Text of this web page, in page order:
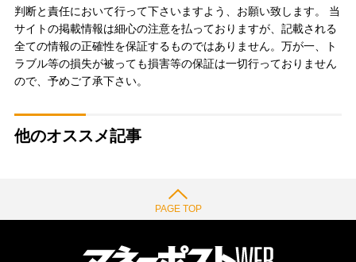
判断と責任において行って下さいますよう、お願い致します。 当
サイトの掲載情報は細心の注意を払っておりますが、記載される
全ての情報の正確性を保証するものではありません。万が一、ト
ラブル等の損失が被っても損害等の保証は一切行っておりません
ので、予めご了承下さい。
他のオススメ記事
PAGE TOP